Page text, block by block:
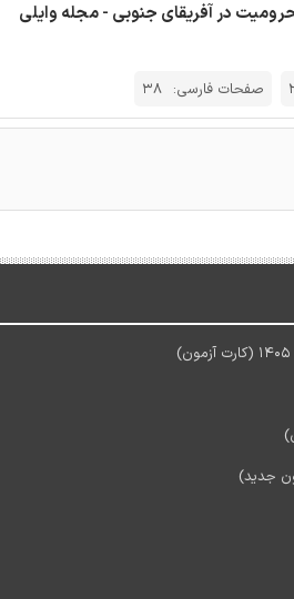
در آفریقای جنوبی - مجله وایلی
صفحات فارسی: 38